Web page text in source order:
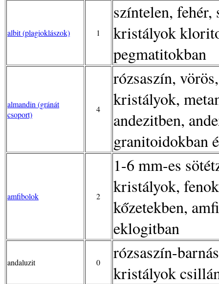
albit (plagioklászok) 1
színtelen, fehér,
kristályok
pegmatitokban
almandin (gránát
csoport)
4
rózsaszín,
kristályok,
andezitben,
granitoidokban
amfibolok 2
1-6 mm-es
kristályok,
kőzetekben,
eklogitban
andaluzit 0
rózsaszín-
kristályok